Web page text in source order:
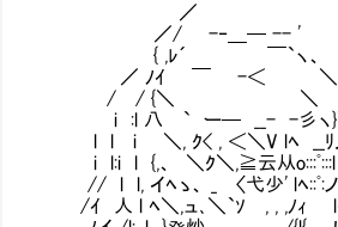
／
／/ -‐＿─ -- '
{ ,ﾚ´ ￣`ヽ、
／ ﾉｲ ￣ -＜ ＼
/ / {＼ ＼
i :l 八 ` ー─ __- -彡ヽ}
l l i ＼, ｸ< , ＜＼V lﾍ __ﾘ
i l:i l {,、 ＼ｸ＼,≧云从o:::ﾟ
// l l, イﾍゝ、 _ 〈弋少' lﾍ::ﾟ:
/ｲ 人 l ﾍ＼,ュ､＼`ｿ , , ,ﾉｨ lﾍ ﾄ